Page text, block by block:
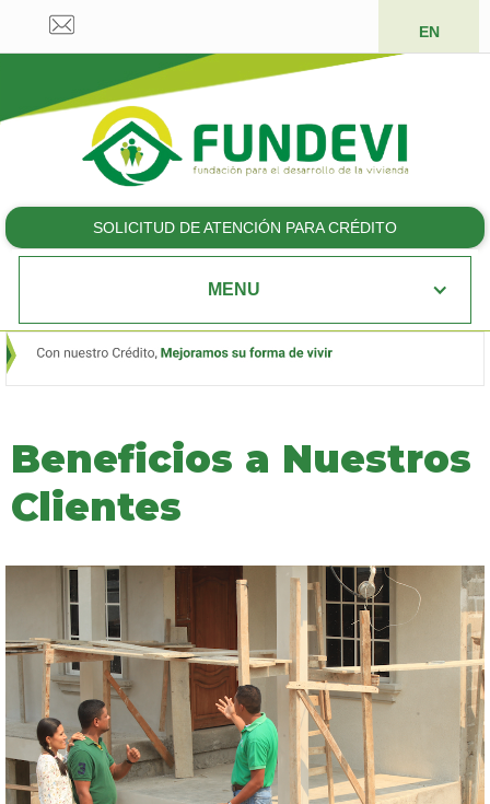
EN
SOLICITUD DE ATENCIÓN PARA CRÉDITO
MENU
Beneficios a Nuestros
Clientes